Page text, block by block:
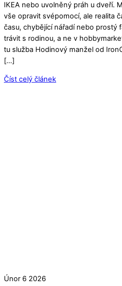
IKEA nebo uvolněný práh u dveří.
vše opravit svépomocí, ale realita
času, chybějící nářadí nebo prostý
trávit s rodinou, a ne v
tu služba Hodinový manžel od
[…]
Číst celý článek
Únor 6 2026